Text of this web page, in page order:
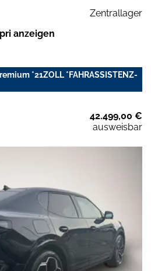
Zentrallager
anzeigen
*21ZOLL *FAHRASSISTENZ-
42.499,00 €
ausweisbar